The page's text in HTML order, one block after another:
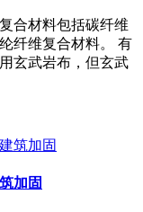
合材料包括碳纤维
纤维复合材料。 有
玄武岩布，但玄武
加固